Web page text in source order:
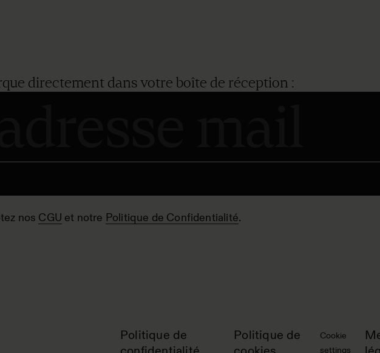
directement dans votre boîte de réception :
nos CGU et notre Politique de Confidentialité.
Politique de
Politique de
Cookie
settings